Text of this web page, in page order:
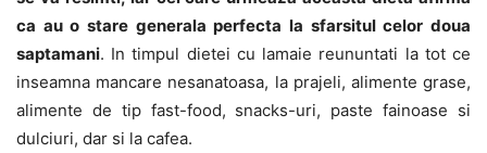
ca au o stare generala perfecta la sfarsitul celor doua
saptamani. In timpul dietei cu lamaie reununtati la tot ce
inseamna mancare nesanatoasa, la prajeli, alimente grase,
alimente de tip fast-food, snacks-uri, paste fainoase si
dulciuri, dar si la cafea.